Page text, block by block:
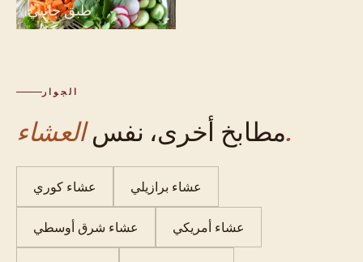
طبق جانبي
الجوار
مطابخ أخرى، نفسالعشاء.
عشاء كوري عشاء برازيلي
عشاء شرق أوسطي عشاء أمريكي